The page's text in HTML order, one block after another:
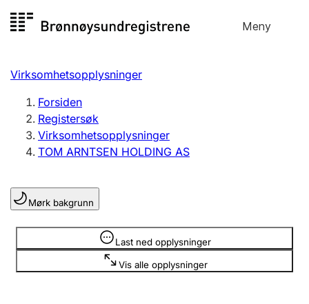
til
Meny
Registersøk
Aksjeselskap
Enkeltpersonforetak
Registrere, endre, slette
Lag og forening
Registrere, endre, slette
Virksomhetsopplysninger
Forsiden
Registersøk
Virksomhetsopplysninger
TOM ARNTSEN HOLDING AS
Mørk bakgrunn
Last ned opplysninger
Vis alle opplysninger
Opplysninger er skjult